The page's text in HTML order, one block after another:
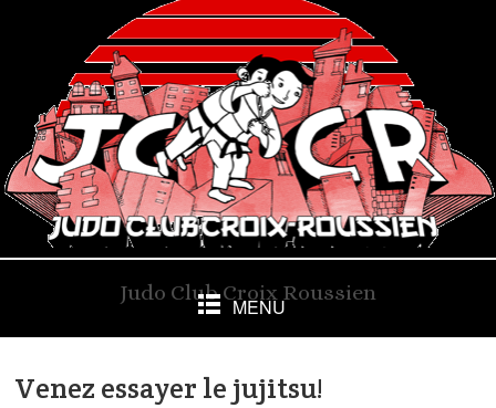
Judo Club Croix Roussien
MENU
Venez essayer le jujitsu!